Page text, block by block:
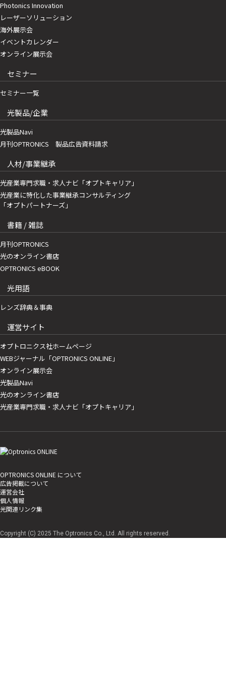
Photonics Innovation
レーザーソリューション
海外展示会
イベントカレンダー
オンライン展示会
セミナー
セミナー一覧
光製品/企業
光製品Navi
月刊OPTRONICS 製品広告資料請求
人材/事業継承
光産業専門求職・求人ナビ「オプトキャリア」
光産業に特化した事業継承コンサルティング
「オプトパートナーズ」
書籍 / 雑誌
月刊OPTRONICS
光のオンライン書店
OPTRONICS eBOOK
光用語
レンズ辞典＆事典
運営サイト
オプトロニクス社ホームページ
WEBジャーナル「OPTRONICS ONLINE」
オンライン展示会
光製品Navi
光のオンライン書店
光産業専門求職・求人ナビ「オプトキャリア」
OPTRONICS ONLINE について
広告掲載について
運営会社
個人情報
光関連リンク集
Copyright (C) 2025 The Optronics Co., Ltd. All rights reserved.